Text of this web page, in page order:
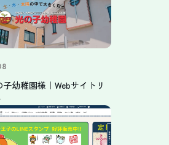
幼稚園様｜Webサイトリ